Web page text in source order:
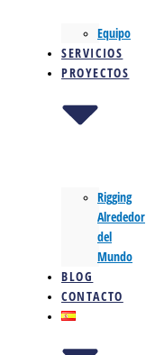
Equipo
SERVICIOS
PROYECTOS
Rigging
Alrededor
del
Mundo
BLOG
CONTACTO